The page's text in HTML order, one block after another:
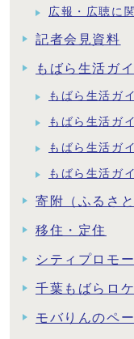
広報・広聴に
記者会見資料
もばら生活ガ
もばら生活ガ
もばら生活ガ
もばら生活ガ
もばら生活ガ
寄附（ふるさ
移住・定住
シティプロモ
千葉もばらロ
モバりんのペ